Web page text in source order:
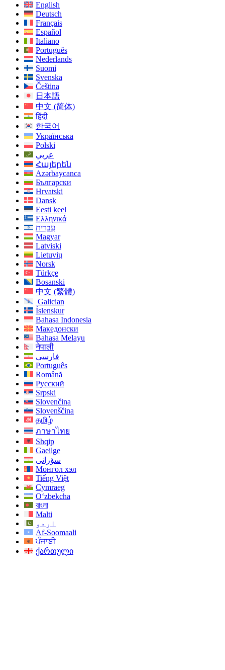
English
Deutsch
Français
Español
Italiano
Português
Nederlands
Suomi
Svenska
Čeština
日本語
中文 (简体)
हिंदी
한국어
Українська
Polski
عربي
Հայերեն
Azərbaycanca
Български
Hrvatski
Dansk
Eesti keel
Ελληνικά
עִברִית
Magyar
Latviski
Lietuvių
Norsk
Türkçe
Bosanski
中文 (繁體)
Galician
Íslenskur
Bahasa Indonesia
Македонски
Bahasa Melayu
नेपाली
فارسی
Português
Română
Русский
Srpski
Slovenčina
Slovenščina
தமிழ்
ภาษาไทย
Shqip
Gaeilge
سۆرانی
Монгол хэл
Tiếng Việt
Cymraeg
O‘zbekcha
বাংলা
Malti
اردو
Af-Soomaali
ਪੰਜਾਬੀ
ქართული